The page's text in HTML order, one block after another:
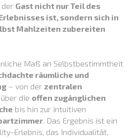
der Gast nicht nur Teil des
ist, sondern sich in
Mahlzeiten zubereiten
Maß an Selbstbestimmtheit
räumliche und
– von der zentralen
über die offen zugänglichen
bis hin zur intuitiven
. Das Ergebnis ist ein
Erlebnis, das Individualität,